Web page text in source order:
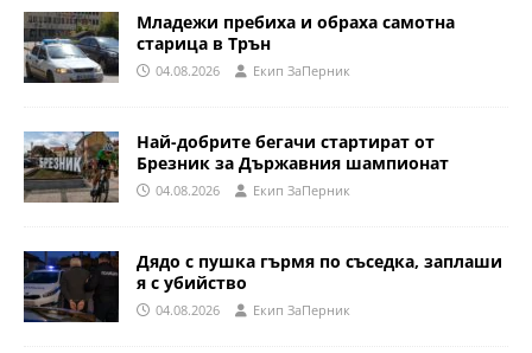
Младежи пребиха и обраха самотна
старица в Трън
04.08.2026 Eкип ЗаПерник
Най-добрите бегачи стартират от
Брезник за Държавния шампионат
04.08.2026 Eкип ЗаПерник
Дядо с пушка гърмя по съседка, заплаши
я с убийство
04.08.2026 Eкип ЗаПерник